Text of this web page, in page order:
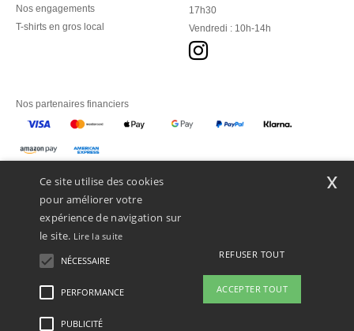
Nos engagements
T-shirts en gros local
17h30
Vendredi : 10h-14h
Nos partenaires financiers
Mentions Légales-Politique de Confidentialité
Ce site utilise des cookies
pour améliorer votre
expérience de navigation sur
le site. Lire la suite
NÉCESSAIRE
PERFORMANCE
PUBLICITÉ
REFUSER TOUT
ACCEPTER TOUT
x